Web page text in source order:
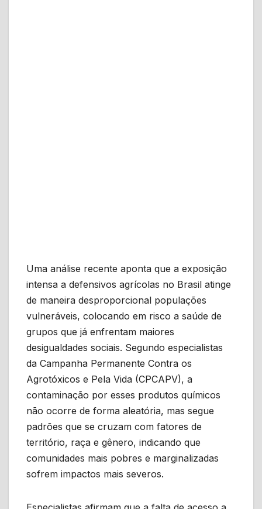
Uma análise recente aponta que a exposição
intensa a defensivos agrícolas no Brasil atinge
de maneira desproporcional populações
vulneráveis, colocando em risco a saúde de
grupos que já enfrentam maiores
desigualdades sociais. Segundo especialistas
da Campanha Permanente Contra os
Agrotóxicos e Pela Vida (CPCAPV), a
contaminação por esses produtos químicos
não ocorre de forma aleatória, mas segue
padrões que se cruzam com fatores de
território, raça e gênero, indicando que
comunidades mais pobres e marginalizadas
sofrem impactos mais severos.